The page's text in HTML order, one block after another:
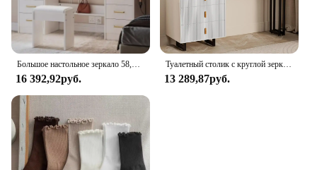
Большое настольное зеркало 58,3 дюйма;, туалетный столик для макияжа с 10 светодиодной подсветкой, 8 металлическими выдвижными ящиками и 2 шкафами, белый
16 392,92руб.
Туалетный столик с круглой зеркалом и местом для хранения, 5 ящиков и 3 режима освещения, белый
13 289,87руб.